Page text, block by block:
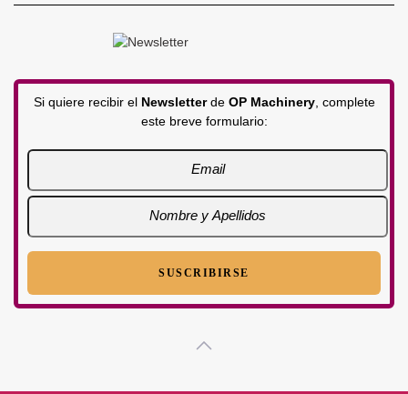
Si quiere recibir el Newsletterde OP Machinery, complete
este breve formulario: